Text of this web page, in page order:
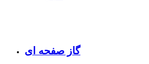
گاز صفحه ای